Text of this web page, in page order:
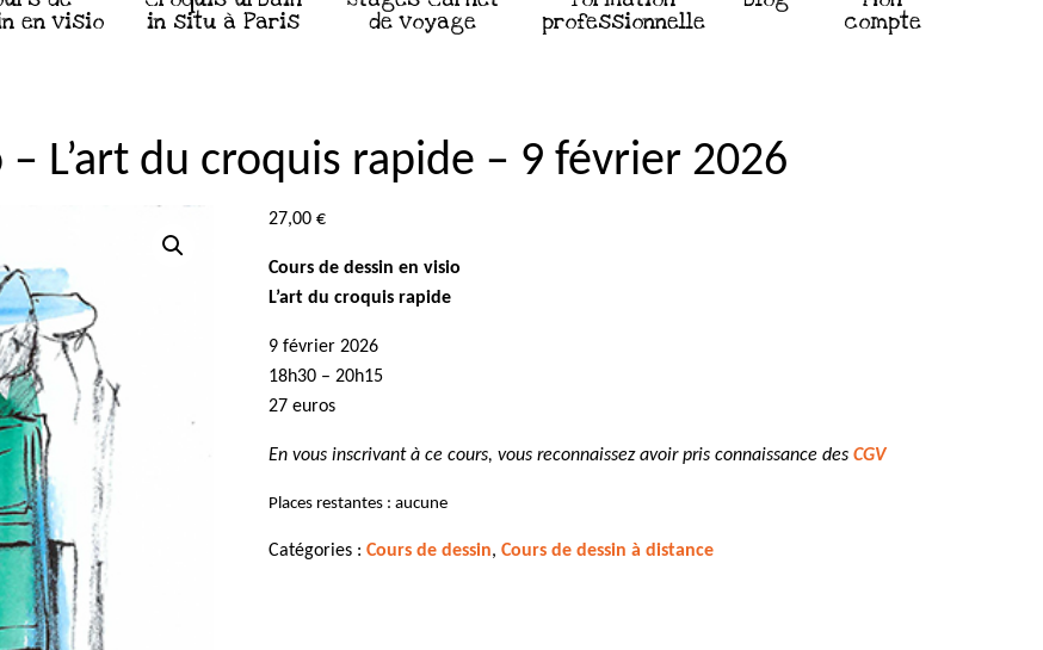
en visio
in situ à Paris
de voyage
professionnelle
compte
L’art du croquis rapide – 9 février 2026
27,00€
Cours de dessin en visio
L’art du croquis rapide
9 février 2026
18h30 – 20h15
27 euros
En vous inscrivant à ce cours, vous reconnaissez avoir pris connaissance desCGV
Places restantes : aucune
Catégories :Cours de dessin,Cours de dessin à distance